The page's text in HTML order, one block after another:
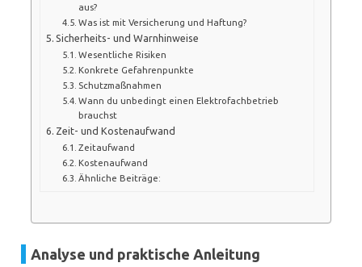
aus?
Was ist mit Versicherung und Haftung?
Sicherheits- und Warnhinweise
Wesentliche Risiken
Konkrete Gefahrenpunkte
Schutzmaßnahmen
Wann du unbedingt einen Elektrofachbetrieb
brauchst
Zeit- und Kostenaufwand
Zeitaufwand
Kostenaufwand
Ähnliche Beiträge:
Analyse und praktische Anleitung